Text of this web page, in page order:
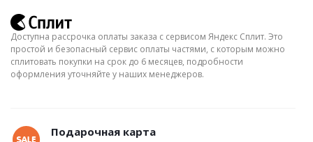
Доступна рассрочка оплаты заказа с сервисом Яндекс Сплит. Это
простой и безопасный сервис оплаты частями, с которым можно
сплитовать покупки на срок до 6 месяцев, подробности
оформления уточняйте у наших менеджеров.
Подарочная карта